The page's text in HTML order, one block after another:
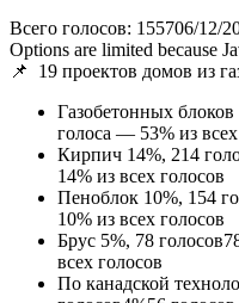
Всего голосов: 155706/12/
Options are limited because
📌
19 проектов домов из
Газобетонных блоков
голоса — 53% из
Кирпич 14%, 214
14% из всех голосов
Пеноблок 10%, 154
10% из всех голосов
Брус 5%, 78 голосов
всех голосов
По канадской